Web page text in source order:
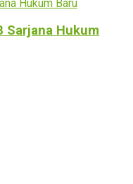
Sarjana Hukum